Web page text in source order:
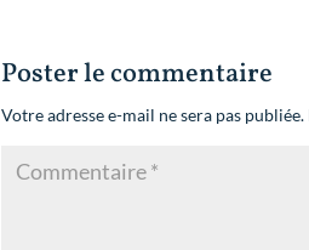
Poster le commentaire
Votre adresse e-mail ne sera pas publiée.